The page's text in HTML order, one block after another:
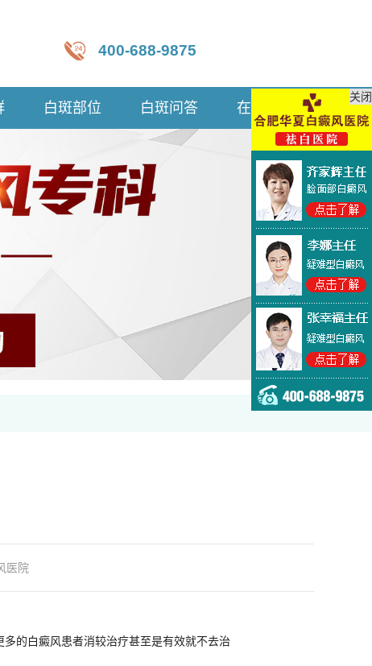
400-688-9875
白斑部位 白斑问答 在线咨询
医院
的白癜风患者消较治疗甚至是有效就不去治
关闭